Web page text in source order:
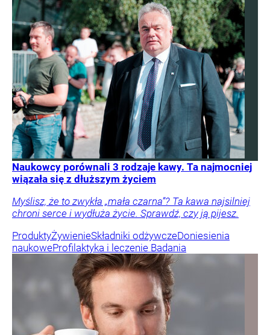
Naukowcy porównali 3 rodzaje kawy. Ta najmocniej
wiązała się z dłuższym życiem
Myślisz, że to zwykła „mała czarna”? Ta kawa najsilniej
chroni serce i wydłuża życie. Sprawdź, czy ją pijesz.
ProduktyŻywienieSkładniki odżywczeDoniesienia
naukoweProfilaktyka i leczenie Badania